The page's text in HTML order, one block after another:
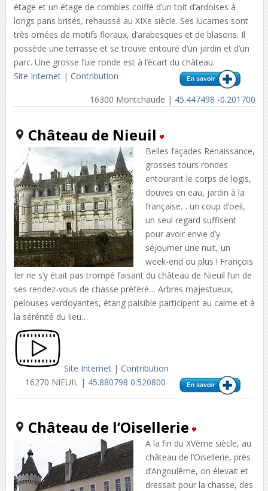
étage et un étage de combles coiffé d’un toit d’ardoises à
longs pans brisés, rehaussé au XIXe siècle. Ses lucarnes sont
très ornées de motifs floraux, d’arabesques et de blasons. Il
possède une terrasse et se trouve entouré d’un jardin et d’un
parc. Une grosse fuie ronde est à l’écart du château.
Site Internet| Contribution
16300 Montchaude | 45.447498 -0.201700
Château de Nieuil
Belles façades Renaissance,
grosses tours rondes
entourant le corps de logis,
douves en eau, jardin à la
française… un coup d’oeil,
un seul regard suffisent
pour avoir envie d’y
séjourner une nuit, un
week-end ou plus ! François
Ier ne s’y était pas trompé faisant du château de Nieuil l’un de
ses rendez-vous de chasse préféré… Arbres majestueux,
pelouses verdoyantes, étang paisible participent au calme et à
la sérénité du lieu…
Site Internet| Contribution
16270 NIEUIL | 45.880798 0.520800
Château de l’Oisellerie
A la fin du XVème siècle, au
château de l’Oisellerie, près
d’Angoulême, on élevait et
dressait pour la chasse, des